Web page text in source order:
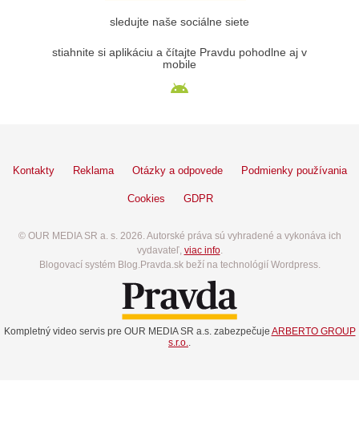
sledujte naše sociálne siete
stiahnite si aplikáciu a čítajte Pravdu pohodlne aj v
mobile
Kontakty Reklama Otázky a odpovede Podmienky používania
Cookies GDPR
© OUR MEDIA SR a. s. 2026. Autorské práva sú vyhradené a vykonáva ich
vydavateľ, viac info.
Blogovací systém Blog.Pravda.sk beží na technológií Wordpress.
Kompletný video servis pre OUR MEDIA SR a.s. zabezpečuje ARBERTO GROUP
s.r.o.